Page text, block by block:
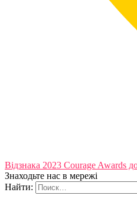
Відзнака 2023 Courage
Знаходьте нас в мережі
Найти: